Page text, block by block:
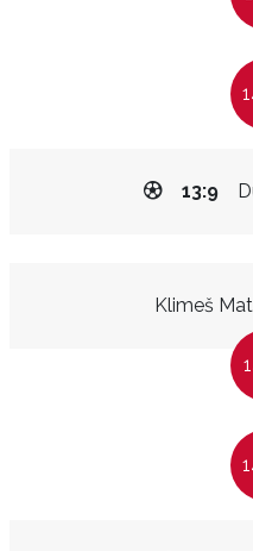
13:9
Klimeš